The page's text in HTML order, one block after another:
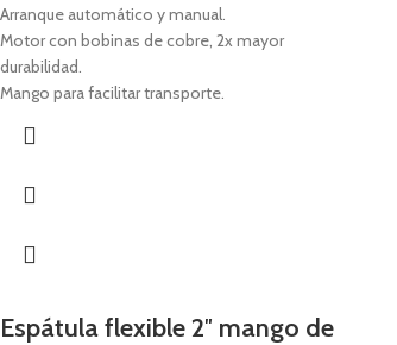
Arranque automático y manual.
Motor con bobinas de cobre, 2x mayor
durabilidad.
Mango para facilitar transporte.
Espátula flexible 2″ mango de